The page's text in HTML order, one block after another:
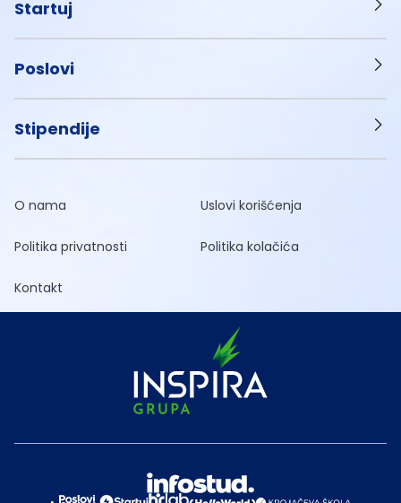
Startuj
Poslovi
Stipendije
O nama Uslovi korišćenja
Politika privatnosti Politika kolačića
Kontakt